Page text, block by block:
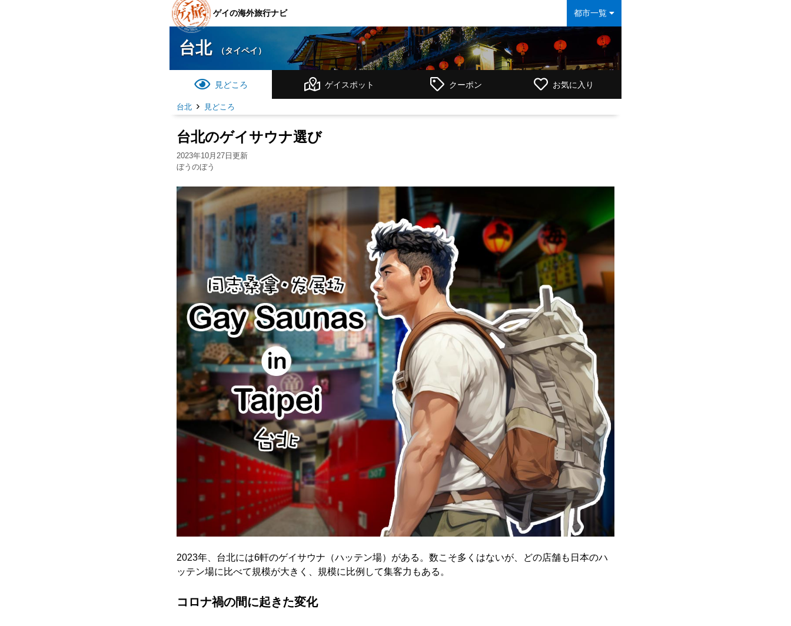
都市一覧
ゲイの海外旅行ナビ
台北 （タイペイ）
見どころ ゲイスポット クーポン お気に入り
台北 見どころ
台北のゲイサウナ選び
2023年10月27日更新
ぼうのぼう
2023年、台北には6軒のゲイサウナ（ハッテン場）がある。数こそ多くはないが、どの店舗も日本のハ
ッテン場に比べて規模が大きく、規模に比例して集客力もある。
コロナ禍の間に起きた変化